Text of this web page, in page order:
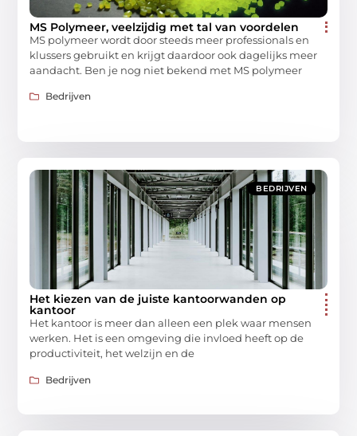
MS Polymeer, veelzijdig met tal van voordelen
MS polymeer wordt door steeds meer professionals en
klussers gebruikt en krijgt daardoor ook dagelijks meer
aandacht. Ben je nog niet bekend met MS polymeer
Bedrijven
BEDRIJVEN
Het kiezen van de juiste kantoorwanden op
kantoor
Het kantoor is meer dan alleen een plek waar mensen
werken. Het is een omgeving die invloed heeft op de
productiviteit, het welzijn en de
Bedrijven